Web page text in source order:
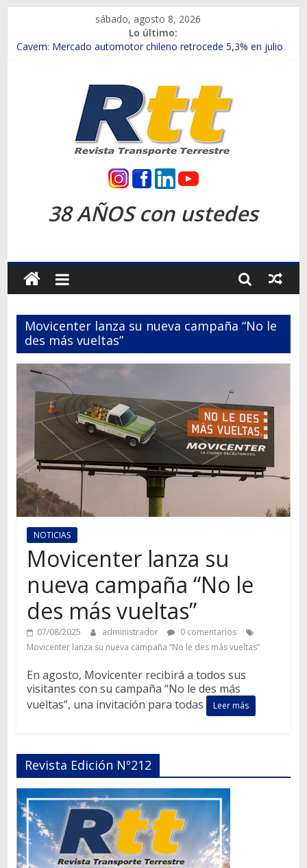
contenido
sábado, agosto 8, 2026
Lo último:
Chile es el primer mercado internacional en lanzar la nueva
Salfa suma vehículos electrificados de Chevrolet en el Biobío
Samex amplía su red con nuevas sucursales en Rancagua y
SINOTRUK Pick-ups presentó la recién estrenada Bolden en
la Expo Compras Públicas 2026
Revista
Transporte
Terrestre
Autos,
camiones,
motos,
información
mundo
transporte
38 AÑOS con ustedes
Movicenter lanza su nueva campaña “No le
des más vueltas”
NOTICIAS
Movicenter lanza su
nueva campaña “No le
des más vueltas”
07/08/2025 administrador
0 comentarios
Movicenter lanza su nueva campaña “No le des más vueltas”
En agosto, Movicenter recibirá a todos sus
visitantes con su campaña “No le des más
vueltas”, una invitación para todas
Leer más
Revista Edición Nº212